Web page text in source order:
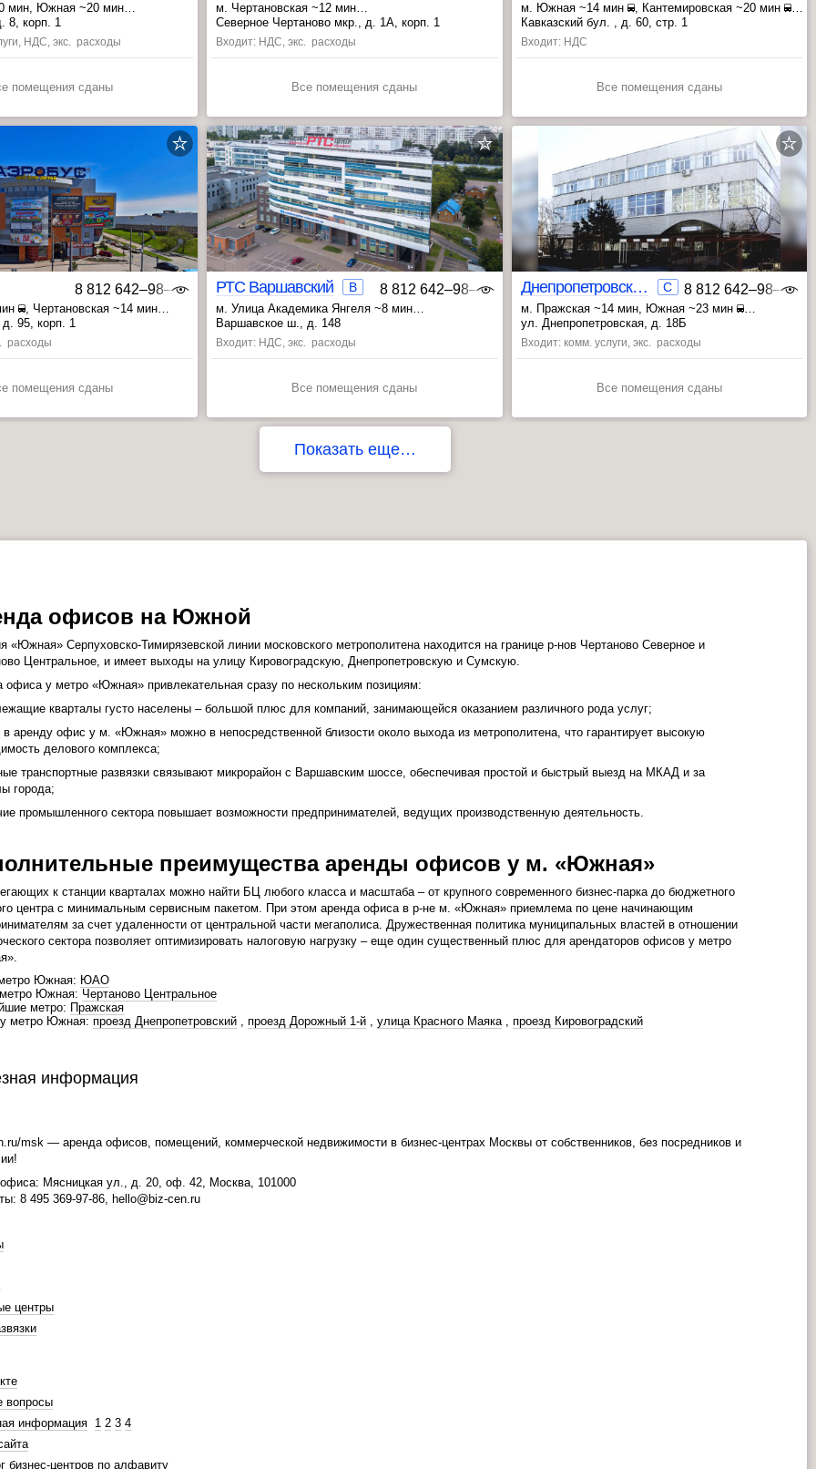
мин, Южная ~20 мин
~31 мин
8, корп. 1
НДС, экс. расходы
помещения сданы
м. Чертановская ~12 мин
, Севастопольская ~17 мин
, Южная ~19 мин
Cеверное Чертаново мкр., д. 1А, корп. 1
Входит: НДС, экс. расходы
Все помещения сданы
м. Южная ~14 мин
, Кантемировская ~20 мин
, Чертановская ~23 мин
Кавказский бул. , д. 60, стр. 1
Входит: НДС
Все помещения сданы
8 812 642‒98‒46
, Чертановская ~14 мин
~24 мин
95, корп. 1
расходы
помещения сданы
РТС Варшавский B 8 812 642‒98‒46
м. Улица Академика Янгеля ~8 мин
, Пражская ~17 мин, Аннино ~25 мин
Варшавское ш., д. 148
Входит: НДС, экс. расходы
Все помещения сданы
Днепропетровский 18Б C 8 812 642‒98‒46
м. Пражская ~14 мин, Южная ~23 мин
, Улица Академика Янгеля ~32 мин
ул. Днепропетровская, д. 18Б
Входит: комм. услуги, экс. расходы
Все помещения сданы
Показать еще…
офисов на Южной
«Южная» Серпуховско-Тимирязевской линии московского метрополитена находится на границе р-нов Чертаново Северное и
Центральное, и имеет выходы на улицу Кировоградскую, Днепропетровскую и Сумскую.
офиса у метро «Южная» привлекательная сразу по нескольким позициям:
кварталы густо населены – большой плюс для компаний, занимающейся оказанием различного рода услуг;
в аренду офис у м. «Южная» можно в непосредственной близости около выхода из метрополитена, что гарантирует высокую
делового комплекса;
транспортные развязки связывают микрорайон с Варшавским шоссе, обеспечивая простой и быстрый выезд на МКАД и за
города;
промышленного сектора повышает возможности предпринимателей, ведущих производственную деятельность.
преимущества аренды офисов у м. «Южная»
к станции кварталах можно найти БЦ любого класса и масштаба – от крупного современного бизнес-парка до бюджетного
центра с минимальным сервисным пакетом. При этом аренда офиса в р-не м. «Южная» приемлема по цене начинающим
за счет удаленности от центральной части мегаполиса. Дружественная политика муниципальных властей в отношении
сектора позволяет оптимизировать налоговую нагрузку – еще один существенный плюс для арендаторов офисов у метро
Южная: ЮАО
Южная: Чертаново Центральное
метро: Пражская
метро Южная: проезд Днепропетровский , проезд Дорожный 1-й , улица Красного Маяка, проезд Кировоградский
информация
msk — аренда офисов, помещений, коммерческой недвижимости в бизнес-центрах Москвы от собственников, без посредников и
Мясницкая ул., д. 20, оф. 42, Москва, 101000
8 495 369-97-86, hello@biz-cen.ru
центры
вопросы
информация
1 2 3 4
бизнес-центров по алфавиту